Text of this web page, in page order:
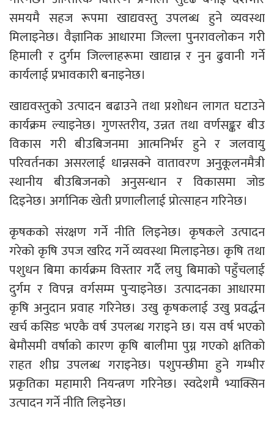
समयमै सहज रूपमा खाद्यवस्तु उपलब्ध हुने व्यवस्था
मिलाइनेछ। वैज्ञानिक आधारमा जिल्ला पुनरावलोकन गरी
हिमाली र दुर्गम जिल्लाहरूमा खाद्यान्न र नुन ढुवानी गर्ने
कार्यलाई प्रभावकारी बनाइनेछ।
खाद्यवस्तुको उत्पादन बढाउने तथा प्रशोधन लागत घटाउने
कार्यक्रम ल्याइनेछ। गुणस्तरीय, उन्नत तथा वर्णसङ्कर बीउ
विकास गरी बीउबिजनमा आत्मनिर्भर हुने र जलवायु
परिवर्तनका असरलाई धान्नसक्ने वातावरण अनुकूलनमैत्री
स्थानीय बीउबिजनको अनुसन्धान र विकासमा जोड
दिइनेछ। अर्गानिक खेती प्रणालीलाई प्रोत्साहन गरिनेछ।
कृषकको संरक्षण गर्ने नीति लिइनेछ। कृषकले उत्पादन
गरेको कृषि उपज खरिद गर्ने व्यवस्था मिलाइनेछ। कृषि तथा
पशुधन बिमा कार्यक्रम विस्तार गर्दै लघु बिमाको पहुँचलाई
दुर्गम र विपन्न वर्गसम्म पुऱ्याइनेछ। उत्पादनका आधारमा
कृषि अनुदान प्रवाह गरिनेछ। उखु कृषकलाई उखु प्रवर्द्धन
खर्च कसिङ भएकै वर्ष उपलब्ध गराइने छ। यस वर्ष भएको
बेमौसमी वर्षाको कारण कृषि बालीमा पुग्न गएको क्षतिको
राहत शीघ्र उपलब्ध गराइनेछ। पशुपन्छीमा हुने गम्भीर
प्रकृतिका महामारी नियन्त्रण गरिनेछ। स्वदेशमै भ्याक्सिन
उत्पादन गर्ने नीति लिइनेछ।